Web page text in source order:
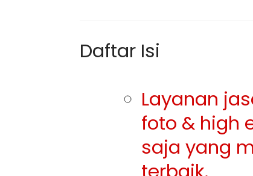
Daftar Isi
Layanan
foto & high
saja yang